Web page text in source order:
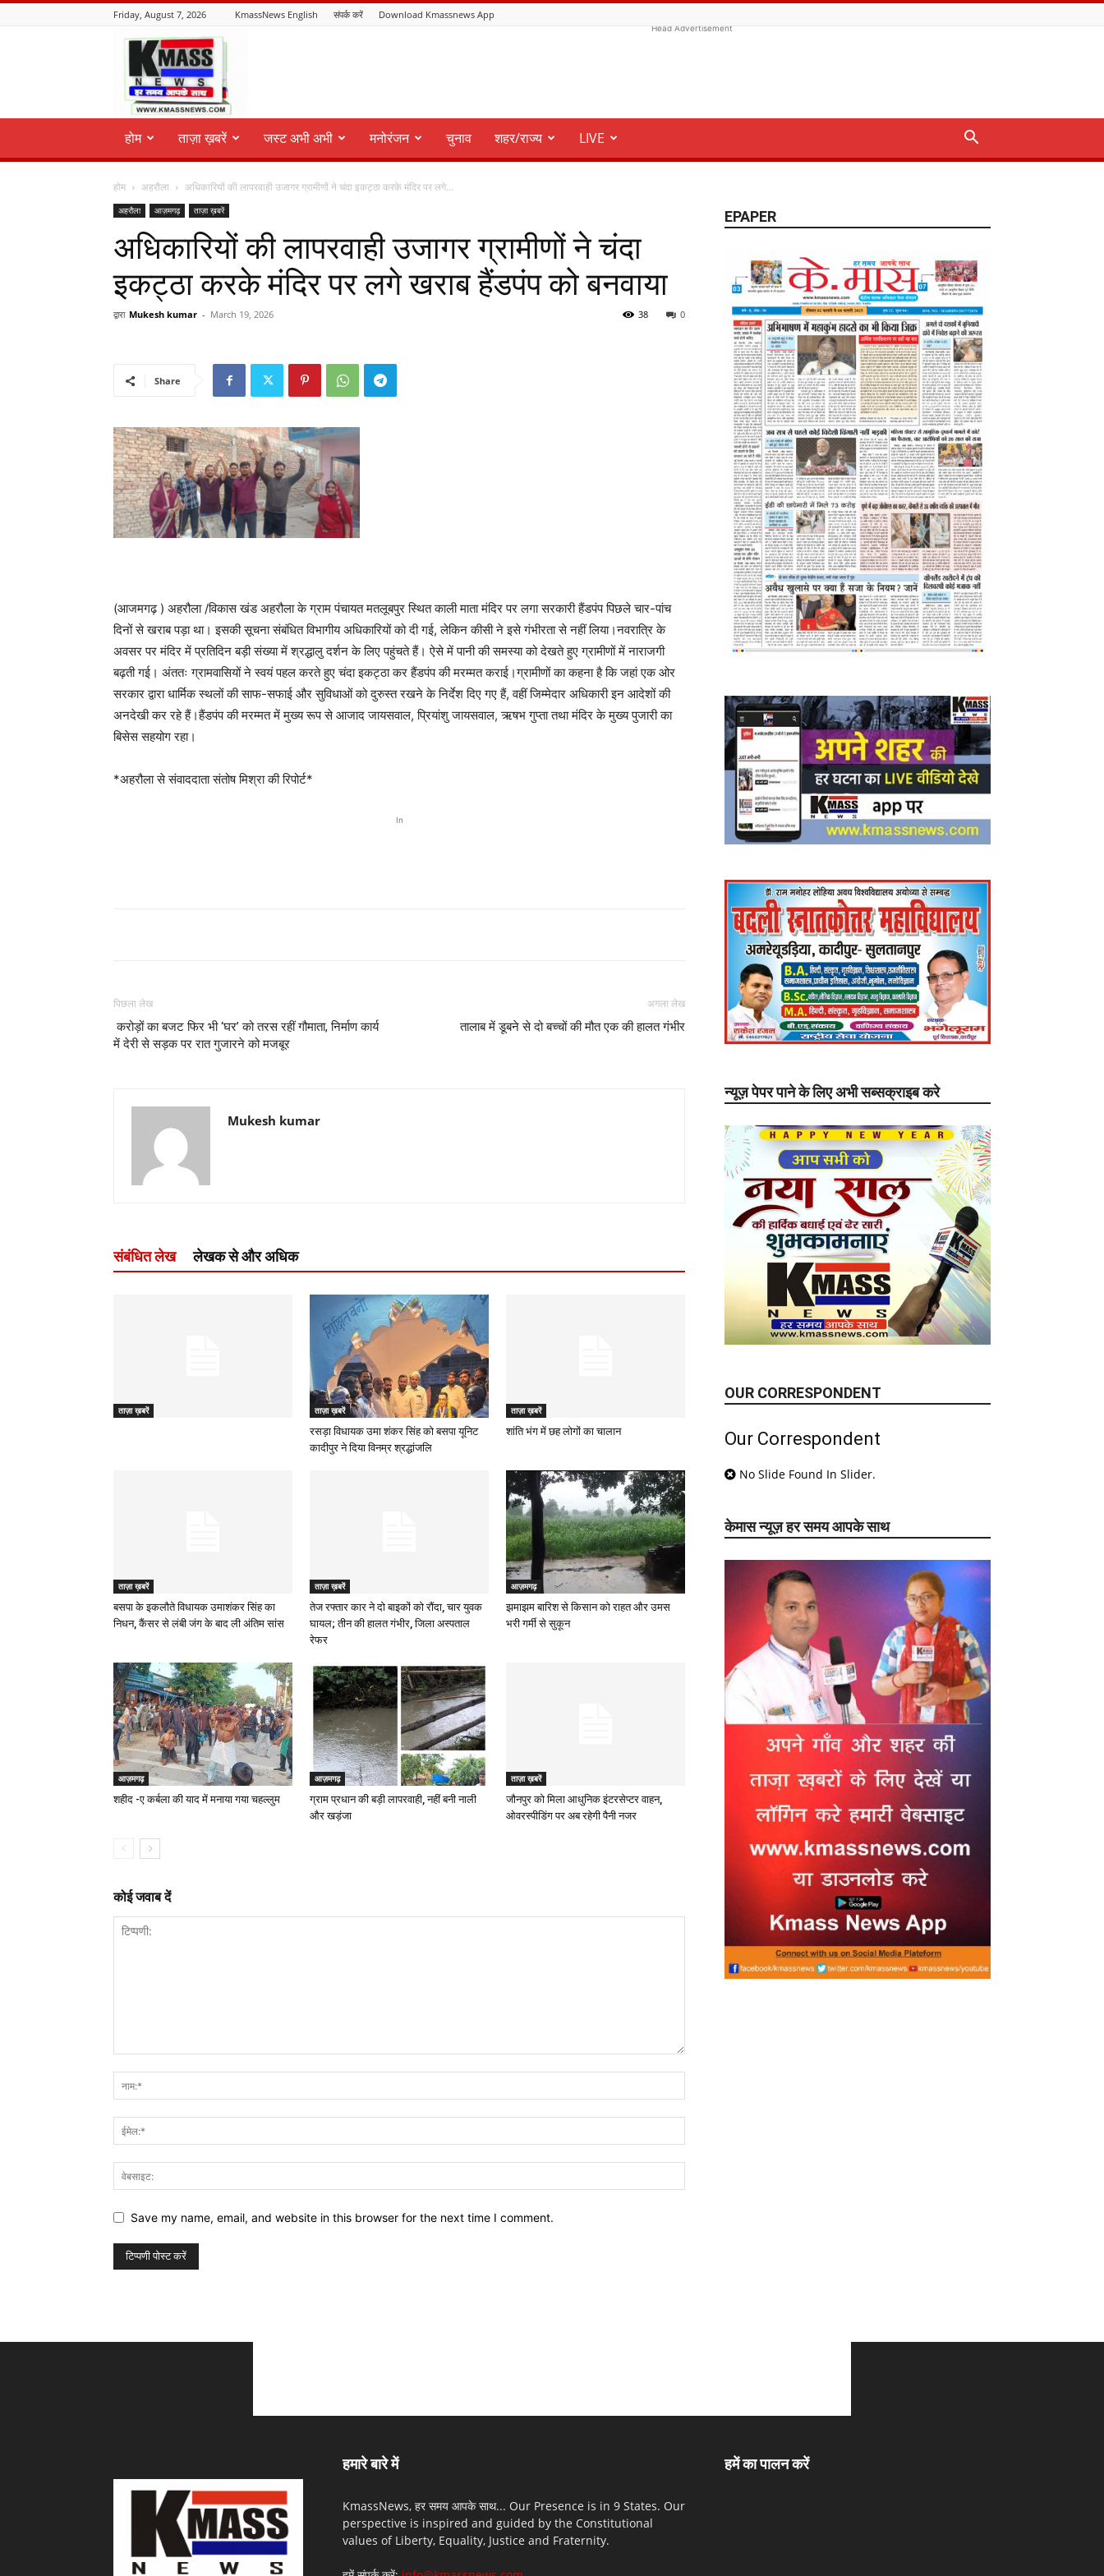
Friday, August 7, 2026 KmassNews English संपर्क करें Download Kmassnews App
KmassNews
Head Advertisement
होम ताज़ा ख़बरें जस्ट अभी अभी मनोरंजन चुनाव शहर/राज्य LIVE
होम अहरौला अधिकारियों की लापरवाही उजागर ग्रामीणों ने चंदा इकट्ठा करके मंदिर पर लगे...
अहरौला आज़मगढ़ ताज़ा ख़बरें
अधिकारियों की लापरवाही उजागर ग्रामीणों ने चंदा
इकट्ठा करके मंदिर पर लगे खराब हैंडपंप को बनवाया
द्वारा Mukesh kumar - March 19, 2026 0
38
Share
(आजमगढ़ ) अहरौला /विकास खंड अहरौला के ग्राम पंचायत मतलूबपुर स्थित काली माता मंदिर पर लगा सरकारी हैंडपंप पिछले चार-पांच
दिनों से खराब पड़ा था। इसकी सूचना संबंधित विभागीय अधिकारियों को दी गई, लेकिन कीसी ने इसे गंभीरता से नहीं लिया।नवरात्रि के
अवसर पर मंदिर में प्रतिदिन बड़ी संख्या में श्रद्धालु दर्शन के लिए पहुंचते हैं। ऐसे में पानी की समस्या को देखते हुए ग्रामीणों में नाराजगी
बढ़ती गई। अंततः ग्रामवासियों ने स्वयं पहल करते हुए चंदा इकट्ठा कर हैंडपंप की मरम्मत कराई।ग्रामीणों का कहना है कि जहां एक ओर
सरकार द्वारा धार्मिक स्थलों की साफ-सफाई और सुविधाओं को दुरुस्त रखने के निर्देश दिए गए हैं, वहीं जिम्मेदार अधिकारी इन आदेशों की
अनदेखी कर रहे हैं।हैंडपंप की मरम्मत में मुख्य रूप से आजाद जायसवाल, प्रियांशु जायसवाल, ऋषभ गुप्ता तथा मंदिर के मुख्य पुजारी का
बिसेस सहयोग रहा।
*अहरौला से संवाददाता संतोष मिश्रा की रिपोर्ट*
In
पिछला लेख
​ करोड़ों का बजट फिर भी ‘घर’ को तरस रहीं गौमाता, निर्माण कार्य
में देरी से सड़क पर रात गुजारने को मजबूर
अगला लेख
तालाब में डूबने से दो बच्चों की मौत एक की हालत गंभीर
Mukesh kumar
संबंधित लेख लेखक से और अधिक
ताज़ा ख़बरें ताज़ा ख़बरें
रसड़ा विधायक उमा शंकर सिंह को बसपा यूनिट
कादीपुर ने दिया विनम्र श्रद्धांजलि
ताज़ा ख़बरें
शांति भंग में छह लोगों का चालान
ताज़ा ख़बरें
बसपा के इकलौते विधायक उमाशंकर सिंह का
निधन, कैंसर से लंबी जंग के बाद ली अंतिम सांस
ताज़ा ख़बरें
तेज रफ्तार कार ने दो बाइकों को रौंदा, चार युवक
घायल; तीन की हालत गंभीर, जिला अस्पताल
रेफर
आज़मगढ़
झमाझम बारिश से किसान को राहत और उमस
भरी गर्मी से सुकून
आज़मगढ़
शहीद -ए कर्बला की याद में मनाया गया चहल्लुम
आज़मगढ़
ग्राम प्रधान की बड़ी लापरवाही, नहीं बनी नाली
और खड़ंजा
ताज़ा ख़बरें
जौनपुर को मिला आधुनिक इंटरसेप्टर वाहन,
ओवरस्पीडिंग पर अब रहेगी पैनी नजर
कोई जवाब दें
Save my name, email, and website in this browser for the next time I comment.
EPAPER
न्यूज़ पेपर पाने के लिए अभी सब्सक्राइब करे
OUR CORRESPONDENT
Our Correspondent
No Slide Found In Slider.
केमास न्यूज़ हर समय आपके साथ
हमारे बारे में
KmassNews, हर समय आपके साथ... Our Presence is in 9 States. Our
perspective is inspired and guided by the Constitutional
values of Liberty, Equality, Justice and Fraternity.
हमें का पालन करें